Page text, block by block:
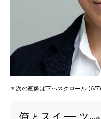
▼次の画像は下へスクロール (6/7)